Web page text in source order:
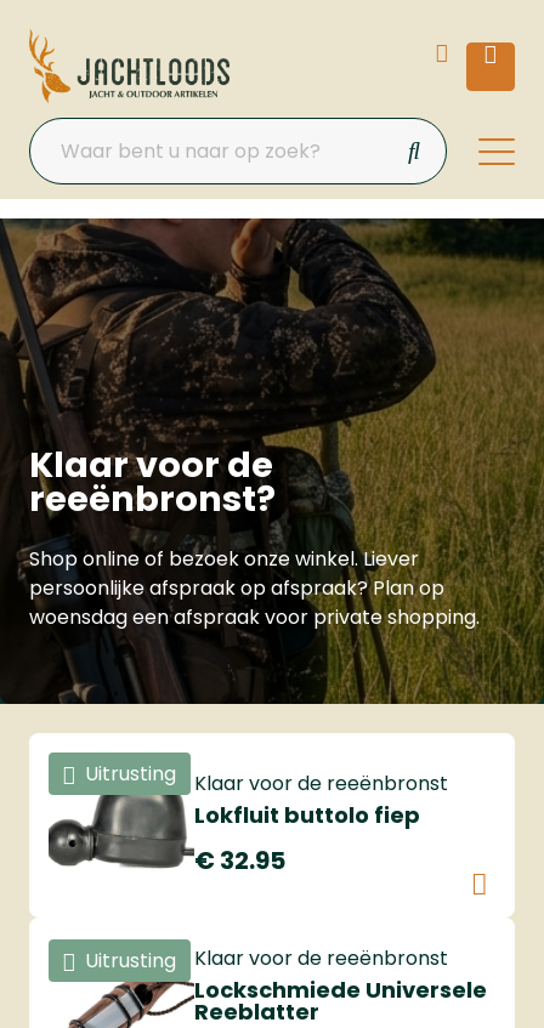
Klaar voor de
reeënbronst?
Shop online of bezoek onze winkel. Liever
persoonlijke afspraak op afspraak? Plan op
woensdag een afspraak voor private shopping.
Bekijk alle luchtbuksen
Uitrusting Klaar voor de reeënbronst
Lokfluit buttolo fiep
€ 32.95
Uitrusting Klaar voor de reeënbronst
Lockschmiede Universele
Reeblatter